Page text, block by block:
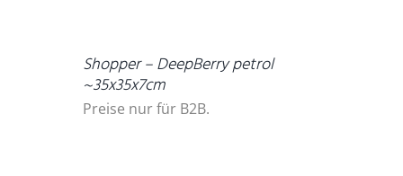
Shopper – DeepBerry petrol
~35x35x7cm
Preise nur für B2B.